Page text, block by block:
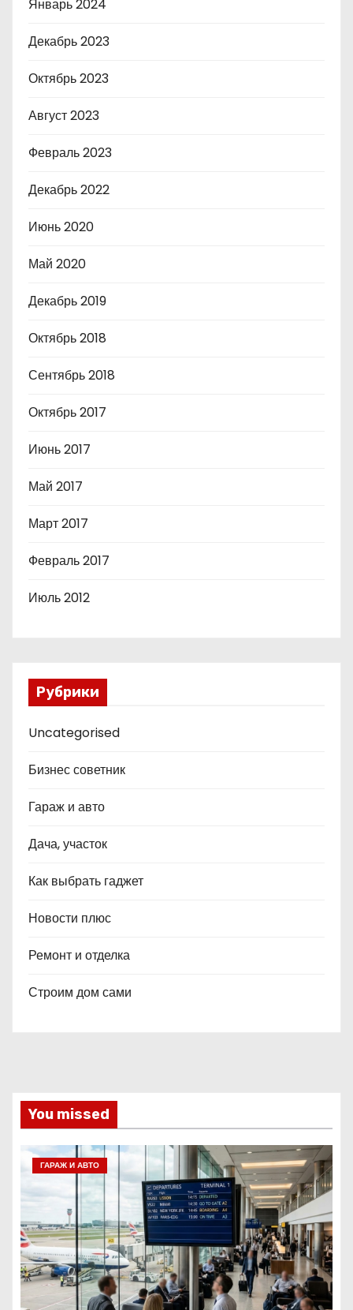
Январь 2024
Декабрь 2023
Октябрь 2023
Август 2023
Февраль 2023
Декабрь 2022
Июнь 2020
Май 2020
Декабрь 2019
Октябрь 2018
Сентябрь 2018
Октябрь 2017
Июнь 2017
Май 2017
Март 2017
Февраль 2017
Июль 2012
Рубрики
Uncategorised
Бизнес советник
Гараж и авто
Дача, участок
Как выбрать гаджет
Новости плюс
Ремонт и отделка
Строим дом сами
You missed
ГАРАЖ И АВТО